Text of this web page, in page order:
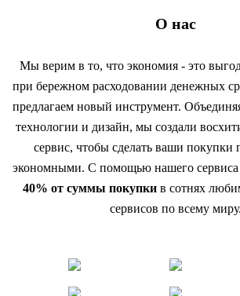
О нас
Мы верим в то, что экономия - это
при бережном расходовании денежных
предлагаем новый инструмент.
технологии и дизайн, мы создали
сервис, чтобы сделать ваши покупки
экономными. С помощью нашего
40% от суммы покупкив сотнях
сервисов по всему миру.